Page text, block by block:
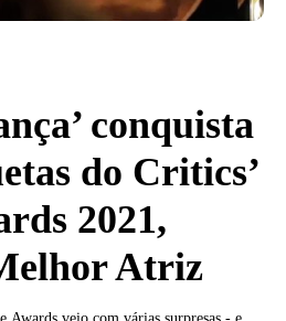
conquista
do Critics’
2021,
Atriz